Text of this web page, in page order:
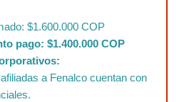
$1.600.000 COP
pago: $1.400.000 COP
a Fenalco cuentan con